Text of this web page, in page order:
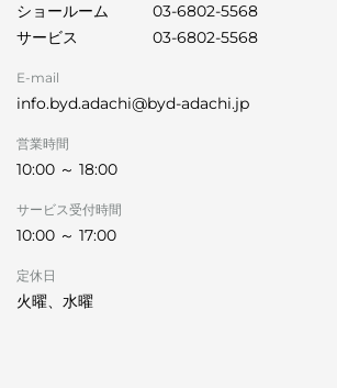
ショールーム
03-6802-5568
サービス
03-6802-5568
E-mail
info.byd.adachi@byd-adachi.jp
営業時間
10:00 ～ 18:00
サービス受付時間
10:00 ～ 17:00
定休日
火曜、水曜